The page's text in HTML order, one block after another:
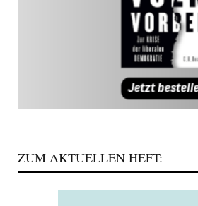
ZUM AKTUELLEN HEFT: